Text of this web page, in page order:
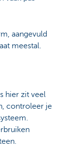
aangevuld
meestal.
hier zit veel
controleer je